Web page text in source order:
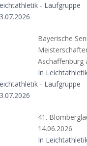
- Laufgruppe
Bayerische
Aschaffenburg
In
- Laufgruppe
41.
14.06.2026
In